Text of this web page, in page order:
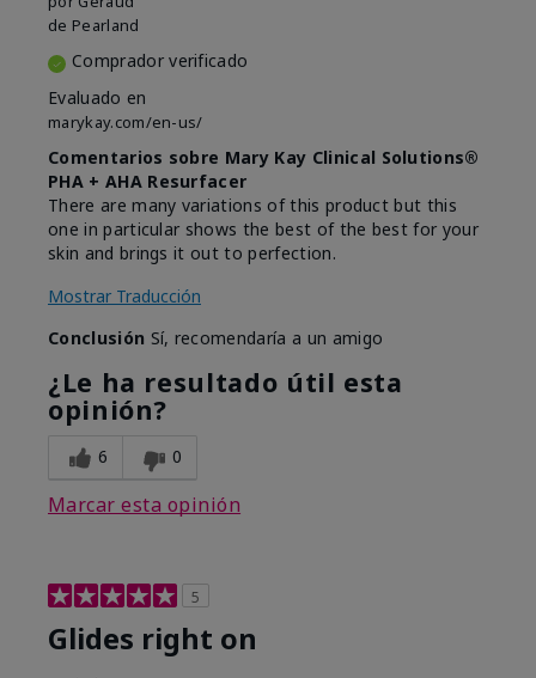
de Pearland
Comprador verificado
Evaluado en
marykay.com/en-us/
Comentarios sobre Mary Kay Clinical Solutions®
PHA + AHA Resurfacer
There are many variations of this product but this
one in particular shows the best of the best for your
skin and brings it out to perfection.
Mostrar Traducción
Conclusión Sí, recomendaría a un amigo
¿Le ha resultado útil esta
opinión?
6 0
Marcar esta opinión
5
Glides right on